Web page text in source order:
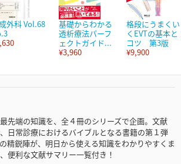
外科 Vol.68
基礎からわかる
透析療法パーフ
ェクトガイド...
¥3,960
格段にうまくい
くEVTの基本と
コツ 第3版
¥9,900
先端の知識を、全４冊のシリーズで企画。文献
日常診療におけるバイブルとなる書籍の第１弾
精鋭陣が、明日から使える知識をわかりやすくま
便利な文献サマリー一覧付き！